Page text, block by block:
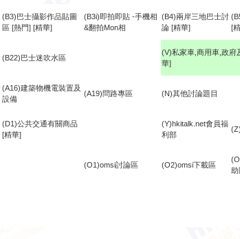
(B3)巴士攝影作品貼圖
區 [熱門] [精華]
(B3i)即拍即貼 -手機相
&翻拍Mon相
(B4)兩岸三地巴士討
論 [精華]
[
(B22)巴士迷吹水區
(V)私家車,商用車,政府
華]
(A16)建築物機電裝置及
設備
(A19)問路專區 (N)其他討論題目
(D1)公共交通有關商品
[精華]
(Y)hkitalk.net會員福
利部
(O1)omsi討論區 (O2)omsi下載區